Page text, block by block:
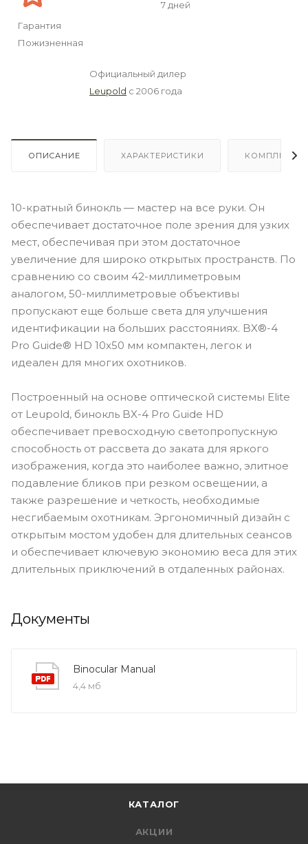
Гарантия
Пожизненная
7 дней
Официальный дилер
Leupold с 2006 года
ОПИСАНИЕ ХАРАКТЕРИСТИКИ
10-кратный бинокль — мастер на все руки. Он
обеспечивает достаточное поле зрения для узких
мест, обеспечивая при этом достаточное
увеличение для широко открытых пространств. По
сравнению со своим 42-миллиметровым
аналогом, 50-миллиметровые объективы
пропускают еще больше света для улучшения
идентификации на больших расстояниях. BX®-4
Pro Guide® HD 10x50 мм компактен, легок и
идеален для многих охотников.
Построенный на основе оптической системы Elite
от Leupold, бинокль BX-4 Pro Guide HD
обеспечивает превосходную светопропускную
способность от рассвета до заката для яркого
изображения, когда это наиболее важно, элитное
подавление бликов при резком освещении, а
также разрешение и четкость, необходимые
несгибаемым охотникам. Эргономичный дизайн с
открытым мостом удобен для длительных сеансов
и обеспечивает ключевую экономию веса для этих
длительных приключений в отдаленных районах.
Документы
Binocular Manual
4,4 мб
КАТАЛОГ
АКЦИИ